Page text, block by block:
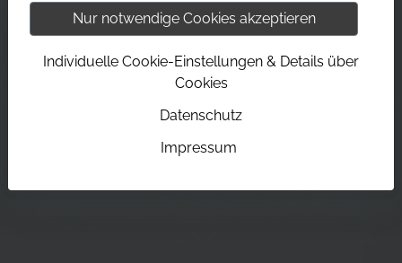
Nur notwendige Cookies akzeptieren
Individuelle Cookie-Einstellungen & Details über
Cookies
Datenschutz
Impressum